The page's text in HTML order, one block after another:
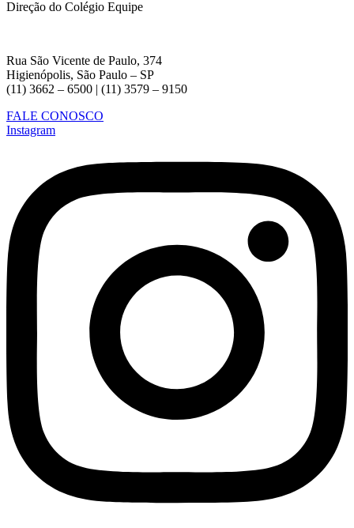
Direção do Colégio Equipe
Rua São Vicente de Paulo, 374
Higienópolis, São Paulo – SP
(11) 3662 – 6500 | (11) 3579 – 9150
FALE CONOSCO
Instagram